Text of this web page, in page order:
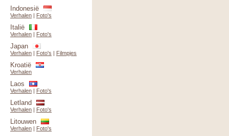
Indonesië
Verhalen | Foto's
Italië
Verhalen | Foto's
Japan
Verhalen | Foto's | Filmpjes
Kroatië
Verhalen
Laos
Verhalen | Foto's
Letland
Verhalen | Foto's
Litouwen
Verhalen | Foto's